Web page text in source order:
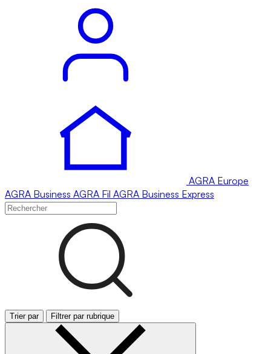
AGRA Europe
AGRA Business AGRA Fil AGRA Business Express
Trier par Filtrer par rubrique